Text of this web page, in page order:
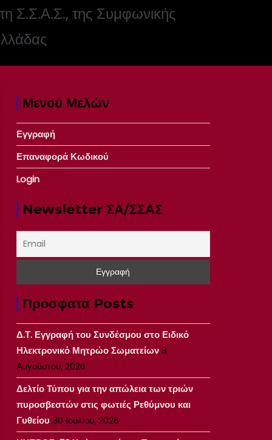
Σ.Σ.Α.Σ., της Συμφωνικής
Μενού Μελών
Εγγραφή
Επαναφορά Κωδικού
Login
Newsletter ΣΑ/ΣΣΑΣ
Πρόσφατα Posts
Δ.Τ. Εγγραφή του Συνδέσμου στο Ειδικό
Ηλεκτρονικό Μητρώο Σωματείων3
Αυγούστου, 2026
Δελτίο Τύπου για την απώλεια των τριών
πυροσβεστών στις φωτιές Ρεθύμνου και
Γυθείου 30 Ιουλίου, 2026